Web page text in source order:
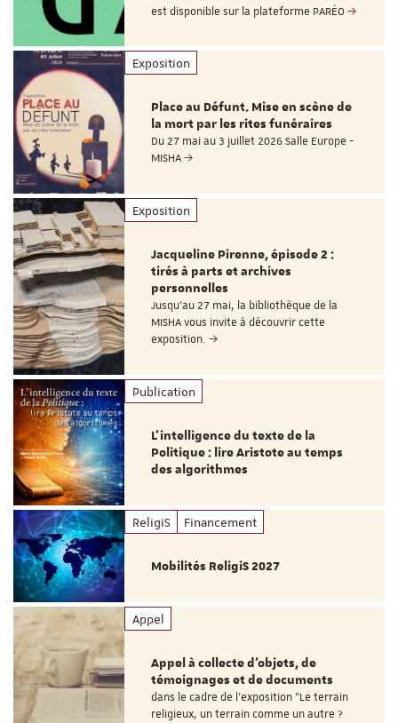
est disponible sur la plateforme PARÉO
Exposition
Place au Défunt. Mise en scène de
la mort par les rites funéraires
Du 27 mai au 3 juillet 2026 Salle Europe -
MISHA
Exposition
Jacqueline Pirenne, épisode 2 :
tirés à parts et archives
personnelles
Jusqu’au 27 mai, la bibliothèque de la
MISHA vous invite à découvrir cette
exposition.
Publication
L’intelligence du texte de la
Politique : lire Aristote au temps
des algorithmes
ReligiS Financement
Mobilités ReligiS 2027
Appel
Appel à collecte d'objets, de
témoignages et de documents
dans le cadre de l'exposition "Le terrain
religieux, un terrain comme un autre ?